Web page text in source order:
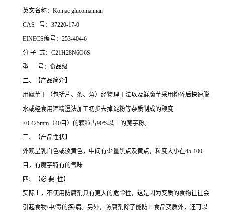
英文名称：Konjac glucomannan
CAS 号：37220-17-0
EINECS编号：253-404-6
分 子 式：C21H28N6O6S
型 号：食品级
二、【产品简介】
用魔芋干（包括片、条、角）经物理干法以及鲜魔芋采用粉碎后快速脱
水或经食用酒精湿法加工初步去掉淀粉等杂质制成的颗度
≤0.425mm（40目）的颗粒占90%以上的魔芋粉。
三、【产品性状】
外观呈乳白色或淡黄色，中间有少量黑点及黄点，粒度大小在45-100
目，有魔芋特有的气味
四、【必 要 性】
实际上，不使用防腐剂具有更大的危险性，这是因为变质的食物往往会
引起食物/中/毒的疾/病。另外，防腐剂除了能防止食品变质外，还可以